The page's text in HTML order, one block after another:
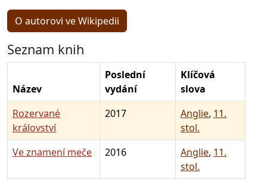
O autorovi ve Wikipedii
Seznam knih
Název
Poslední
vydání
Klíčová
slova
Rozervané
království
2017 Anglie, 11.
stol.
Ve znamení meče
2016 Anglie, 11.
stol.